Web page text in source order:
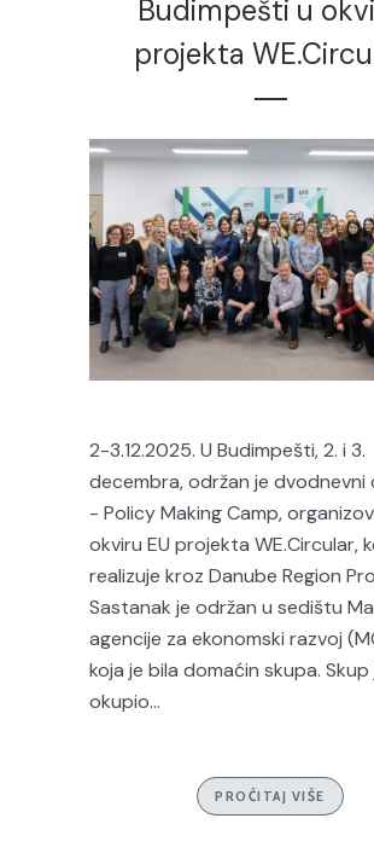
Budimpešti u
projekta
2-3.12.2025. U Budimpešti, 2. i 3.
decembra, održan je dvodnevni
- Policy Making Camp,
okviru EU projekta WE.Circular,
realizuje kroz Danube Region
Sastanak je održan u sedištu
agencije za ekonomski razvoj
koja je bila domaćin skupa. Skup
okupio...
PROČITAJ VIŠE